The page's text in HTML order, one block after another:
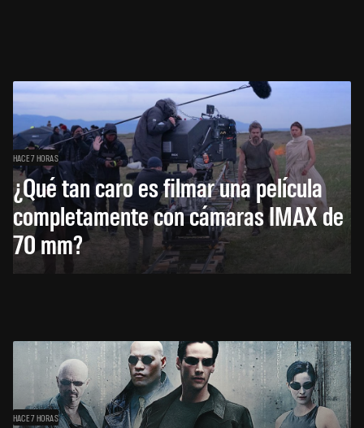
HACE 7 HORAS
¿Qué tan caro es filmar una película
completamente con cámaras IMAX de
70 mm?
HACE 7 HORAS